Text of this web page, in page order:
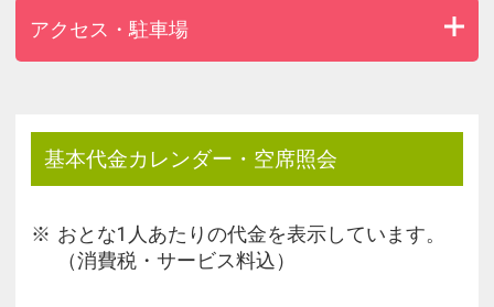
アクセス・駐車場
基本代金カレンダー・空席照会
おとな1人あたりの代金を表示しています。
（消費税・サービス料込）